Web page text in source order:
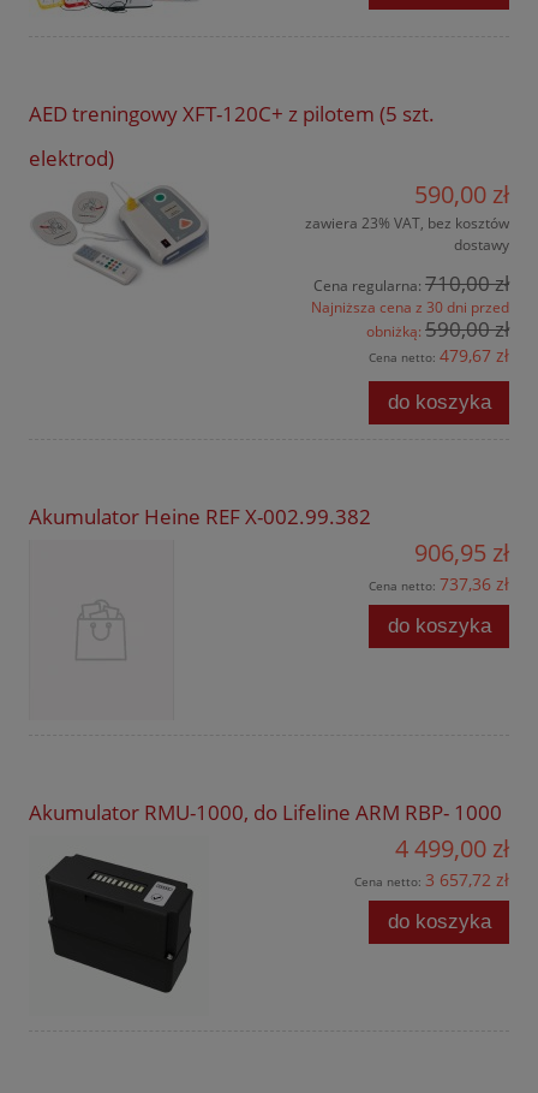
AED treningowy XFT-120C+ z pilotem (5 szt.
elektrod)
590,00 zł
zawiera 23% VAT, bez kosztów
dostawy
Cena regularna: 710,00 zł
Najniższa cena z 30 dni przed
obniżką: 590,00 zł
Cena netto: 479,67 zł
do koszyka
Akumulator Heine REF X-002.99.382
906,95 zł
Cena netto: 737,36 zł
do koszyka
Akumulator RMU-1000, do Lifeline ARM RBP- 1000
4 499,00 zł
Cena netto: 3 657,72 zł
do koszyka